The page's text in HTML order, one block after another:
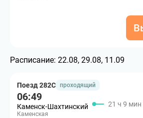
Расписание: 22.08, 29.08, 11.09
Поезд 282С проходящий
06:49
Каменск-Шахтинский
Каменская
21 ч 9 мин